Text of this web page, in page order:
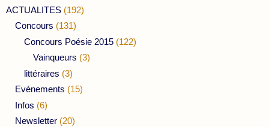
ACTUALITES (192)
Concours (131)
Concours Poésie 2015 (122)
Vainqueurs (3)
littéraires (3)
Evénements (15)
Infos (6)
Newsletter (20)